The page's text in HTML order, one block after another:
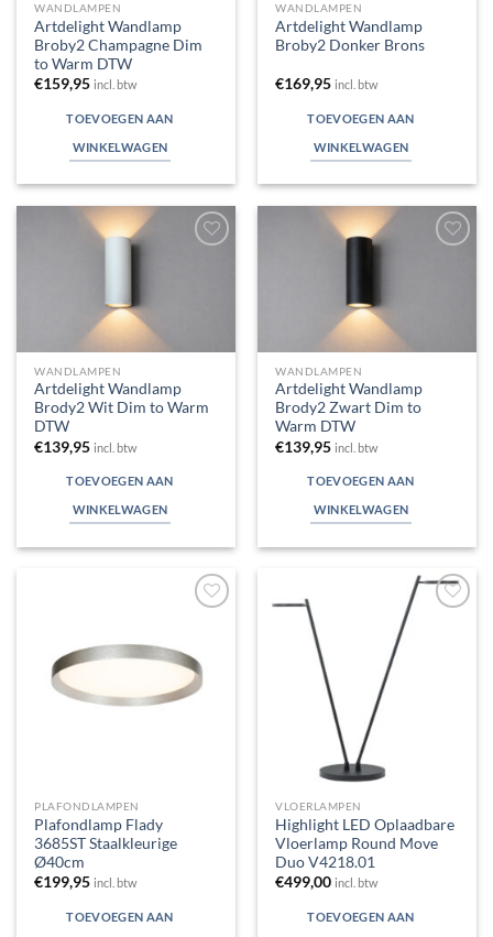
WANDLAMPEN
Artdelight Wandlamp
Broby2 Champagne Dim
to Warm DTW
€159,95 incl. btw
TOEVOEGEN AAN
WINKELWAGEN
WANDLAMPEN
Artdelight Wandlamp
Broby2 Donker Brons
€169,95 incl. btw
TOEVOEGEN AAN
WINKELWAGEN
WANDLAMPEN
Artdelight Wandlamp
Brody2 Wit Dim to Warm
DTW
€139,95 incl. btw
TOEVOEGEN AAN
WINKELWAGEN
WANDLAMPEN
Artdelight Wandlamp
Brody2 Zwart Dim to
Warm DTW
€139,95 incl. btw
TOEVOEGEN AAN
WINKELWAGEN
verlanglijst
PLAFONDLAMPEN
Plafondlamp Flady
3685ST Staalkleurige
Ø40cm
€199,95 incl. btw
TOEVOEGEN AAN
Toevoegen
VLOERLAMPEN
Highlight LED Oplaadbare
Vloerlamp Round Move
Duo V4218.01
€499,00 incl. btw
TOEVOEGEN AAN